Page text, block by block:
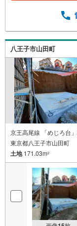
紹介可能
社へのご来
環境、お客
ます。お住
課にお任せ
八王子市山田町
京王高尾線 「めじろ台
東京都八王子市山田町
土地171.03m2